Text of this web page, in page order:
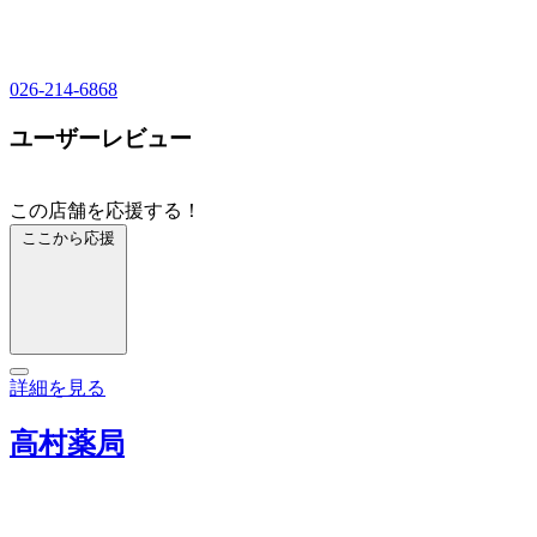
026-214-6868
ユーザーレビュー
この店舗を応援する！
ここから応援
詳細を見る
高村薬局